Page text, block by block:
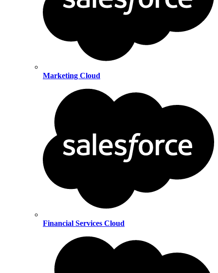
Marketing Cloud
Financial Services Cloud